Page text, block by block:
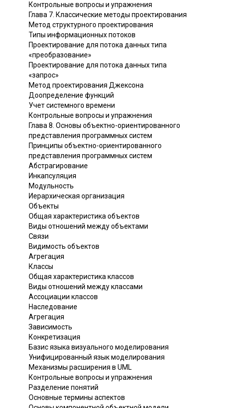
Контрольные вопросы и упражнения
Глава 7. Классические методы проектирования
Метод структурного проектирования
Типы информационных потоков
Проектирование для потока данных типа
«преобразование»
Проектирование для потока данных типа
«запрос»
Метод проектирования Джексона
Доопределение функций
Учет системного времени
Контрольные вопросы и упражнения
Глава 8. Основы объектно-ориентированного
представления программных систем
Принципы объектно-ориентированного
представления программных систем
Абстрагирование
Инкапсуляция
Модульность
Иерархическая организация
Объекты
Общая характеристика объектов
Виды отношений между объектами
Связи
Видимость объектов
Агрегация
Классы
Общая характеристика классов
Виды отношений между классами
Ассоциации классов
Наследование
Агрегация
Зависимость
Конкретизация
Базис языка визуального моделирования
Унифицированный язык моделирования
Механизмы расширения в UML
Контрольные вопросы и упражнения
Разделение понятий
Основные термины аспектов